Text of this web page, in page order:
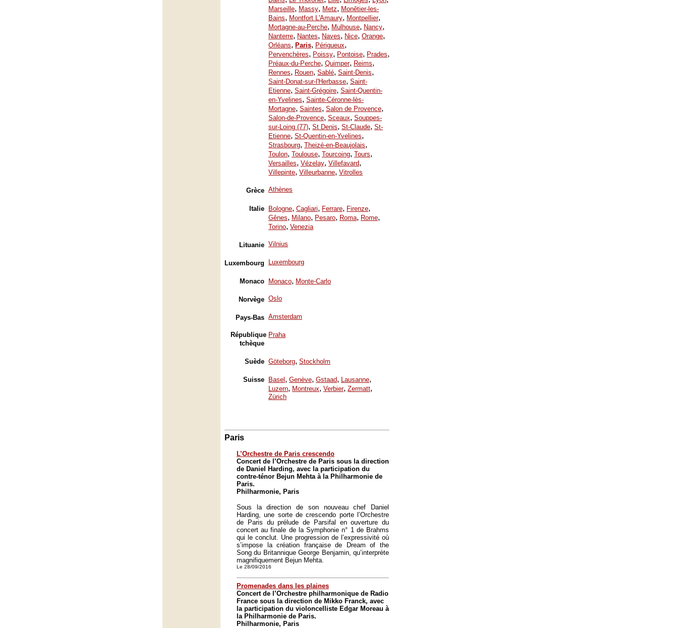
Marseille, Massy, Metz, Monêtier-les-
Bains, Montfort L'Amaury, Montpellier,
Mortagne-au-Perche, Mulhouse, Nancy,
Nanterre, Nantes, Naves, Nice, Orange,
Orléans, Paris, Périgueux,
Pervenchères, Poissy, Pontoise, Prades,
Préaux-du-Perche, Quimper, Reims,
Rennes, Rouen, Sablé, Saint-Denis,
Saint-Donat-sur-l'Herbasse, Saint-
Etienne, Saint-Grégoire, Saint-Quentin-
en-Yvelines, Sainte-Céronne-lès-
Mortagne, Saintes, Salon de Provence,
Salon-de-Provence, Sceaux, Souppes-
sur-Loing (77), St Denis, St-Claude, St-
Etienne, St-Quentin-en-Yvelines,
Strasbourg, Theizé-en-Beaujolais,
Toulon, Toulouse, Tourcoing, Tours,
Versailles, Vézelay, Villefavard,
Villepinte, Villeurbanne, Vitrolles
Grèce Athènes
Italie Bologne, Cagliari, Ferrare, Firenze,
Gênes, Milano, Pesaro, Roma, Rome,
Torino, Venezia
Lituanie Vilnius
Luxembourg Luxembourg
Monaco Monaco, Monte-Carlo
Norvège Oslo
Pays-Bas Amsterdam
République
tchèque
Praha
Suède Göteborg, Stockholm
Suisse Basel , Genève, Gstaad, Lausanne,
Luzern, Montreux, Verbier, Zermatt,
Zürich
Paris
L’Orchestre de Paris crescendo
Concert de l’Orchestre de Paris sous la direction
de Daniel Harding, avec la participation du
contre-ténor Bejun Mehta à la Philharmonie de
Paris.
Philharmonie, Paris
Sous la direction de son nouveau chef Daniel
Harding, une sorte de crescendo porte l’Orchestre
de Paris du prélude de Parsifal en ouverture du
concert au finale de la Symphonie n° 1 de Brahms
qui le conclut. Une progression de l’expressivité où
s’impose la création française de Dream of the
Song du Britannique George Benjamin, qu’interprète
magnifiquement Bejun Mehta.
Le 28/09/2016
Promenades dans les plaines
Concert de l’Orchestre philharmonique de Radio
France sous la direction de Mikko Franck, avec
la participation du violoncelliste Edgar Moreau à
la Philharmonie de Paris.
Philharmonie, Paris